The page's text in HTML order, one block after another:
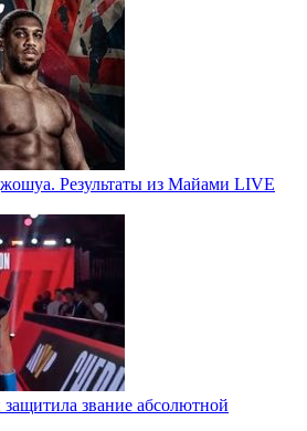
Результаты из Майами LIVE
звание абсолютной